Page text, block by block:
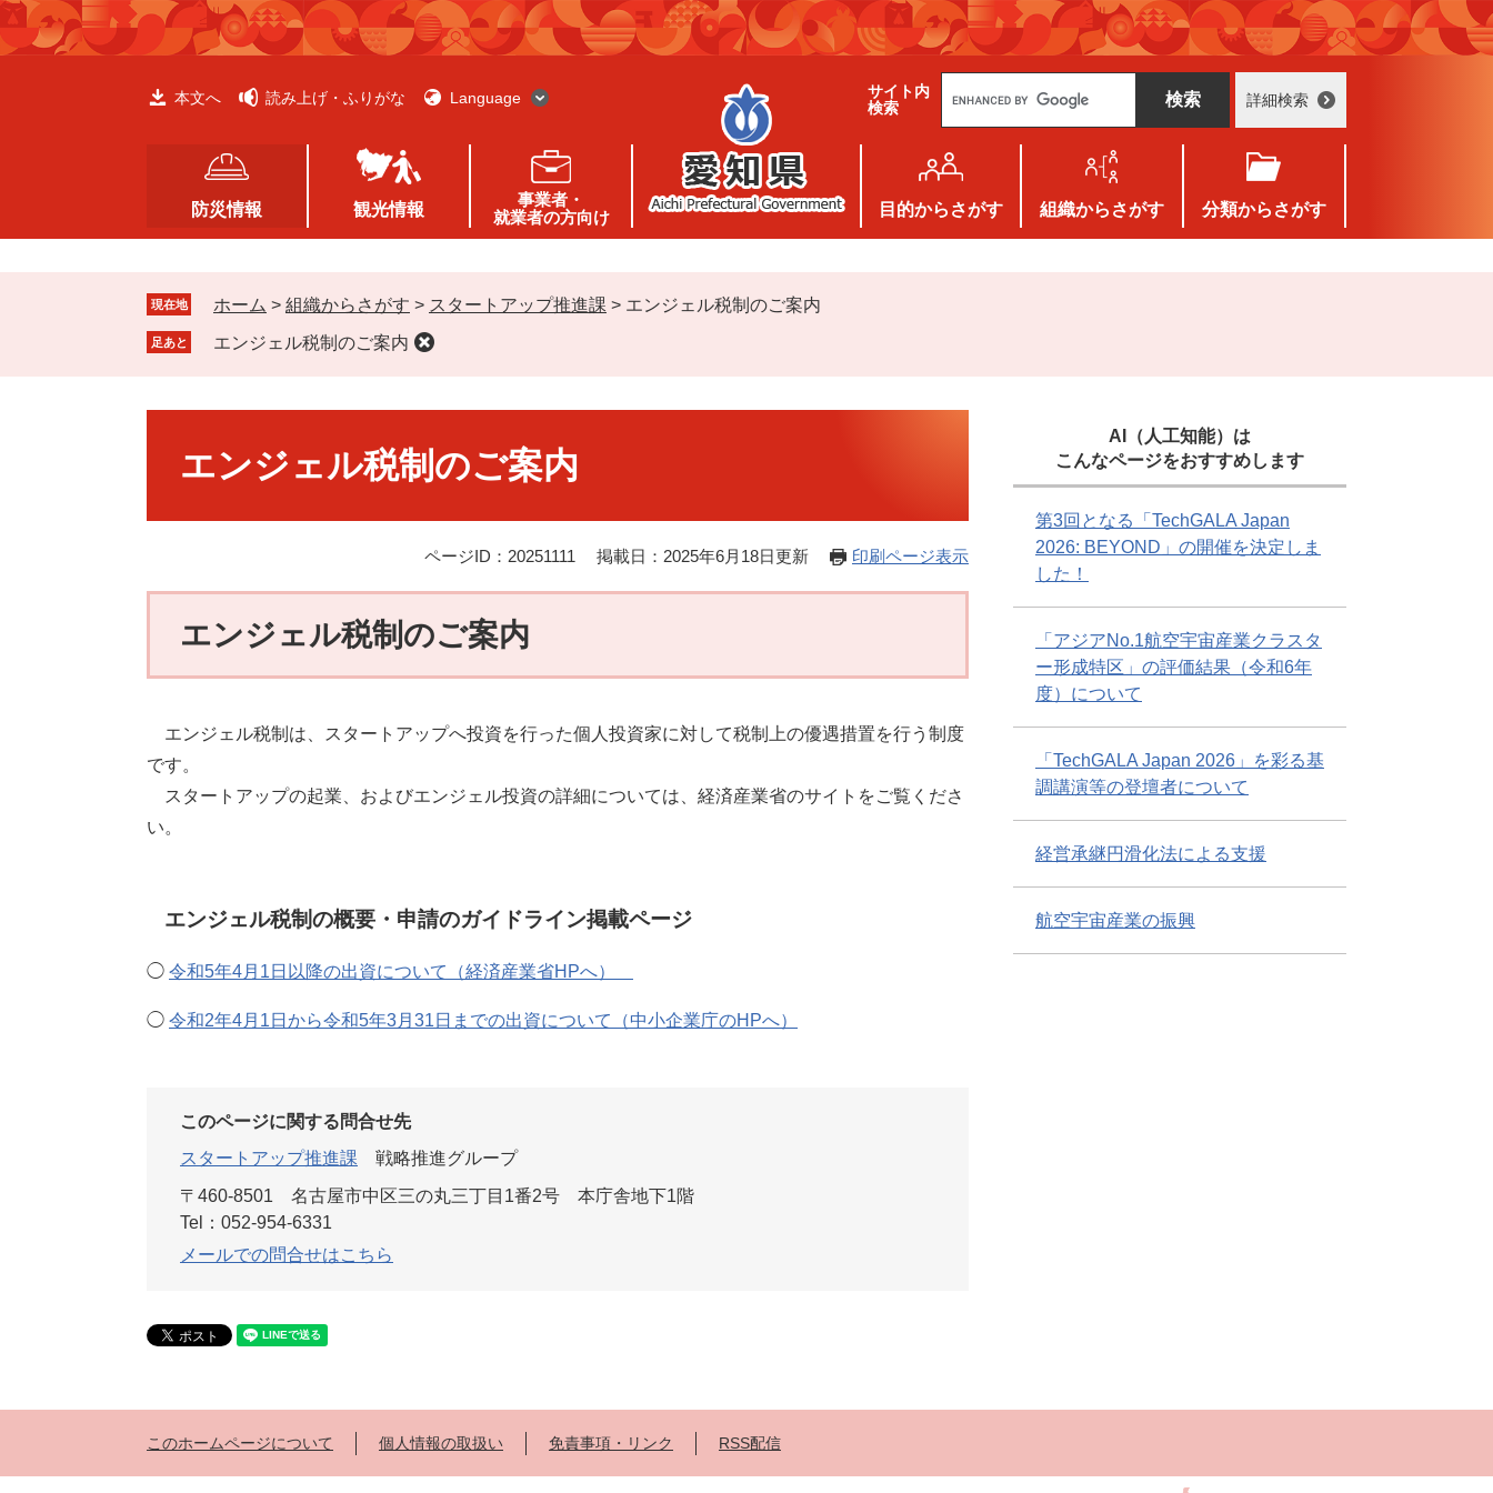
ペ
ー
メ
ニ
本文へ 読み上げ・ふりがな Language
サイト内
検索
g
e
カ
タ
ム
検
詳細検索
防災情報 観光情報
事業者・
就業者の方向け
目的からさがす 組織からさがす 分類からさがす
現在地 ホーム > 組織からさがす > スタートアップ推進課 > エンジェル税制のご案内
足あと エンジェル税制のご案内
エンジェル税制のご案内
ページID：20251111 掲載日：2025年6月18日更新 印刷ページ表示
エンジェル税制のご案内
エンジェル税制は、スタートアップへ投資を行った個人投資家に対して税制上の優遇措置を行う制度
です。
スタートアップの起業、およびエンジェル投資の詳細については、経済産業省のサイトをご覧くださ
い。
エンジェル税制の概要・申請のガイドライン掲載ページ
◯ 令和5年4月1日以降の出資について（経済産業省HPへ）
◯ 令和2年4月1日から令和5年3月31日までの出資について（中小企業庁のHPへ）
このページに関する問合せ先
スタートアップ推進課
戦略推進グループ
〒460-8501
名古屋市中区三の丸三丁目1番2号 本庁舎地下1階
Tel：052-954-6331
メールでの問合せはこちら
AI（人工知能）は
こんなページをおすすめします
第3回となる「TechGALA Japan
2026: BEYOND」の開催を決定しま
した！
「アジアNo.1航空宇宙産業クラスタ
ー形成特区」の評価結果（令和6年
度）について
「TechGALA Japan 2026」を彩る基
調講演等の登壇者について
経営承継円滑化法による支援
航空宇宙産業の振興
このホームページについて 個人情報の取扱い 免責事項・リンク RSS配信